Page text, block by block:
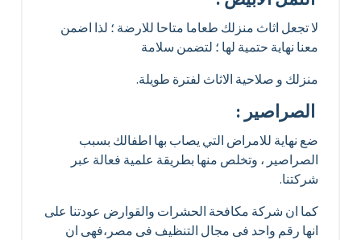
لا تجعل اثاث منزلك طعاما متاحا للارضة ؛ لذا اضمن
معنا نهاية حتمية لها ؛ لتضمن سلامة
منزلك و صلاحية الاثاث لفترة طويلة.
الصراصير :
ضع نهاية للامراض التي يصاب بها اطفالك بسبب
الصراصير ، وتخلص منها بطريقة علمية فعالة عبر
شركتنا.
كما ان شركة مكافحة الحشرات والقوارض عودتنا على
انها رقم واحد فى مجال التنظيف فى مصر،فهى ان